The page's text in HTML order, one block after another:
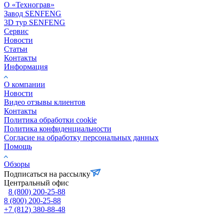
О «Технограв»
Завод SENFENG
3D тур SENFENG
Сервис
Новости
Статьи
Контакты
Информация
О компании
Новости
Видео отзывы клиентов
Контакты
Политика обработки cookie
Политика конфиденциальности
Согласие на обработку персональных данных
Помощь
Обзоры
Подписаться на рассылку
Центральный офис
8 (800) 200-25-88
8 (800) 200-25-88
+7 (812) 380-88-48